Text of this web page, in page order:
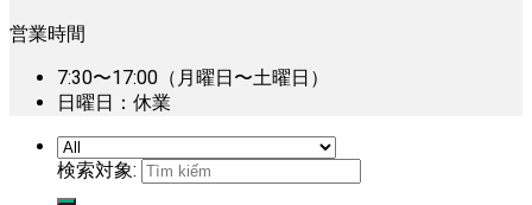
営業時間
7:30〜17:00（月曜日〜土曜日）
日曜日：休業
検索対象: